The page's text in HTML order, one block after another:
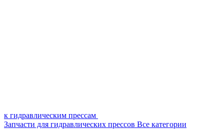
к гидравлическим прессам
Запчасти для гидравлических прессов Все категории